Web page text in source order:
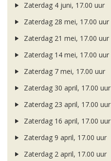
Zaterdag 4 juni, 17.00 uur
Zaterdag 28 mei, 17.00 uur
Zaterdag 21 mei, 17.00 uur
Zaterdag 14 mei, 17.00 uur
Zaterdag 7 mei, 17.00 uur
Zaterdag 30 april, 17.00 uur
Zaterdag 23 april, 17.00 uur
Zaterdag 16 april, 17.00 uur
Zaterdag 9 april, 17.00 uur
Zaterdag 2 april, 17.00 uur